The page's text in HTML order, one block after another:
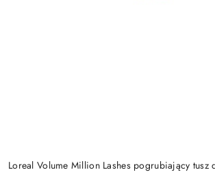
Loreal Volume Million Lashes pogrubiający tusz